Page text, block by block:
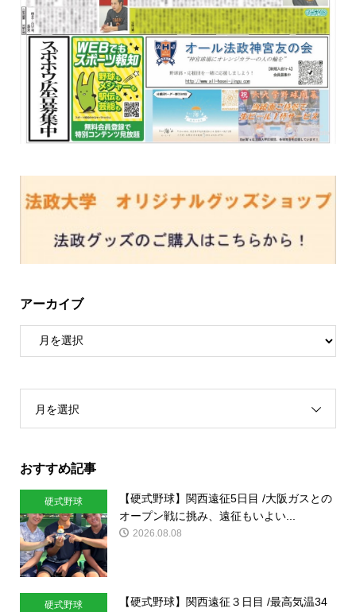
アーカイブ
月を選択
おすすめ記事
硬式野球
【硬式野球】関西遠征5日目 /大阪ガスとの
オープン戦に挑み、遠征もいよい...
2026.08.08
硬式野球
【硬式野球】関西遠征３日目 /最高気温34